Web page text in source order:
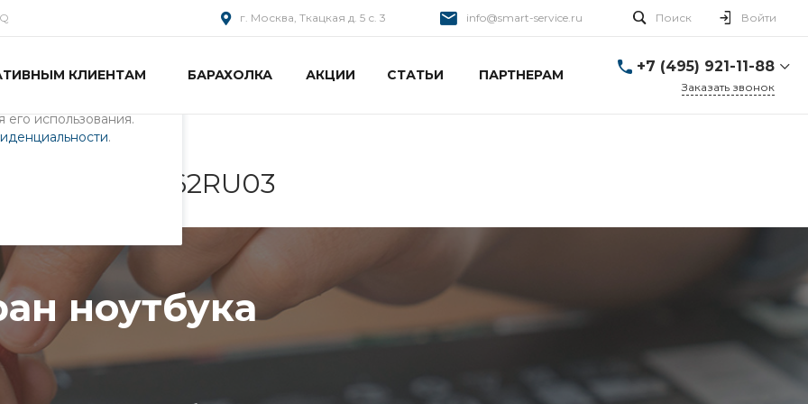
и
использования.
.
г. Москва, Ткацкая д. 5 с. 3 info@smart-service.ru Поиск Войти
КЛИЕНТАМ БАРАХОЛКА АКЦИИ СТАТЬИ ПАРТНЕРАМ
+7 (495) 921-11-88
Заказать звонок
0KN0-G62RU03
ноутбука